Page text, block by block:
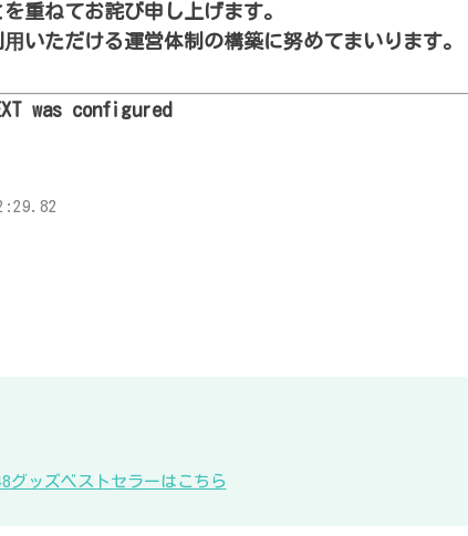
重ねてお詫び申し上げます。
いただける運営体制の構築に努めてまいります。
was configured
グッズベストセラーはこちら